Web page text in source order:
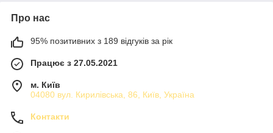
листи фольги.
клею і вимагає захисного покриття спеціальними лаками
Особливості роботи:
- для нанесення поталі краще всього використовувати
спиртовий клей;
висихання клею, при якій він практично висох, але
поверхня зберігається злегка липкою;
Про нас
95% позитивних з 189 відгуків за рік
Працює з 27.05.2021
м. Київ
04080 вул. Кирилівська, 86, Київ, Україна
Контакти